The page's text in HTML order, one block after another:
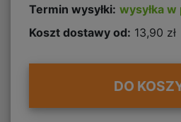
Termin wysyłki: wysyłka w
Koszt dostawy od: 13,90 zł
DO